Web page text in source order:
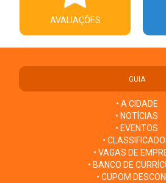
AVALIAÇÕES
GUIA
• A CIDADE
• NOTÍCIAS
• EVENTOS
•
• VAGAS DE
• BANCO DE
• CUPOM